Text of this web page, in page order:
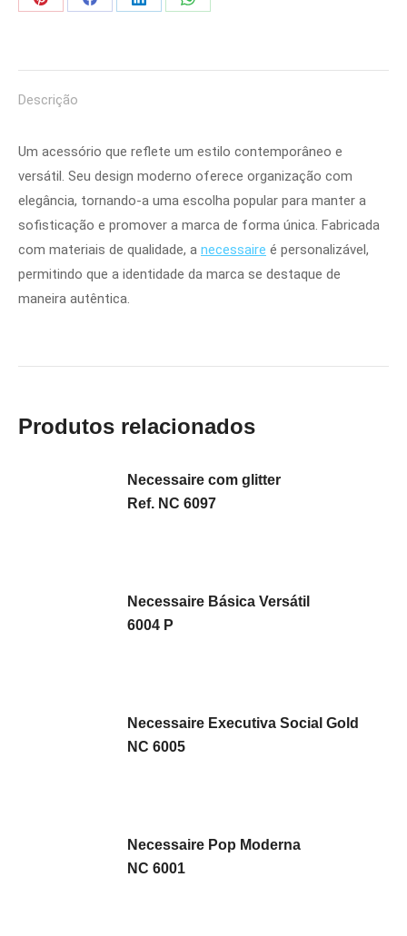
Share
Share
Share
Share
Descrição
Um acessório que reflete um estilo contemporâneo e
versátil. Seu design moderno oferece organização com
elegância, tornando-a uma escolha popular para manter a
sofisticação e promover a marca de forma única. Fabricada
com materiais de qualidade, a necessaire é personalizável,
permitindo que a identidade da marca se destaque de
maneira autêntica.
Produtos relacionados
Necessaire com glitter
Ref. NC 6097
Necessaire Básica Versátil
6004 P
Necessaire Executiva Social Gold
NC 6005
Necessaire Pop Moderna
NC 6001